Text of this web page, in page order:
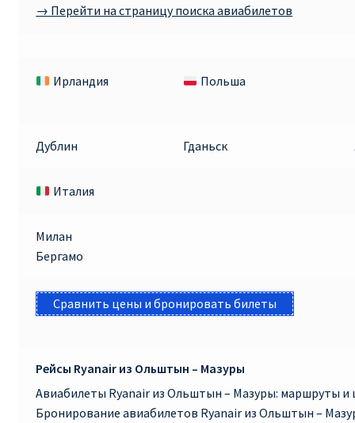
→ Перейти на страницу поиска авиабилетов
Ирландия
Польша
Дублин Гданьск
Италия
Милан
Бергамо
Сравнить цены и бронировать билеты
Рейсы Ryanair из Ольштын – Мазуры
Авиабилеты Ryanair из Ольштын – Мазуры: маршруты и
Бронирование авиабилетов Ryanair из Ольштын –